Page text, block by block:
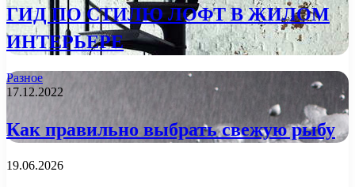
ГИД ПО СТИЛЮ ЛОФТ В ЖИЛОМ
ИНТЕРЬЕРЕ
Разное
17.12.2022
Как правильно выбрать свежую рыбу
19.06.2026